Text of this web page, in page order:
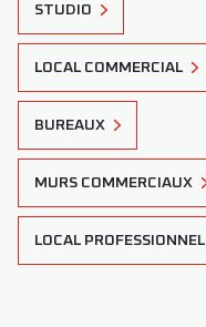
STUDIO
LOCAL COMMERCIAL
BUREAUX
MURS COMMERCIAUX
LOCAL PROFESSIONNEL